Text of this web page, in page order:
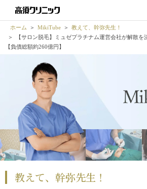
ホーム MikiTube
教えて、幹弥先生！
【サロン脱毛】ミュゼプラチナム運営会社が解散
【負債総額約260億円】
教えて、幹弥先生！